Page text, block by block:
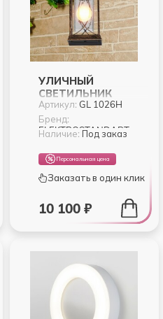
УЛИЧНЫЙ
СВЕТИЛЬНИК
ELEKTROSTANDART
SPICA GL 1026H
Артикул:GL 1026H
Бренд:
ELEKTROSTANDART
Наличие: Под заказ
Персональная цена
Заказать в один клик
10 100 ₽